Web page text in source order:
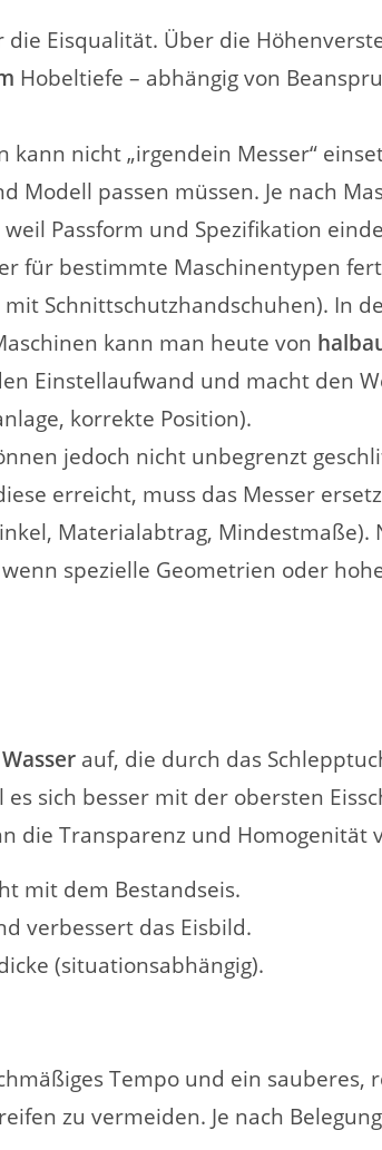
Eisqualität. Über die
Hobeltiefe – abhängig von
kann nicht „irgendein Messer“
passen müssen. Je nach
Passform und Spezifikation
für bestimmte Maschinentypen
Schnittschutzhandschuhen). In
kann man heute von
Einstellaufwand und macht den
korrekte Position).
jedoch nicht unbegrenzt
erreicht, muss das Messer
Materialabtrag, Mindestmaße).
spezielle Geometrien oder
Wasser auf, die durch das
es sich besser mit der obersten
die Transparenz und Homogenität
mit dem Bestandseis.
verbessert das Eisbild.
(situationsabhängig).
Tempo und ein sauberes,
zu vermeiden. Je nach